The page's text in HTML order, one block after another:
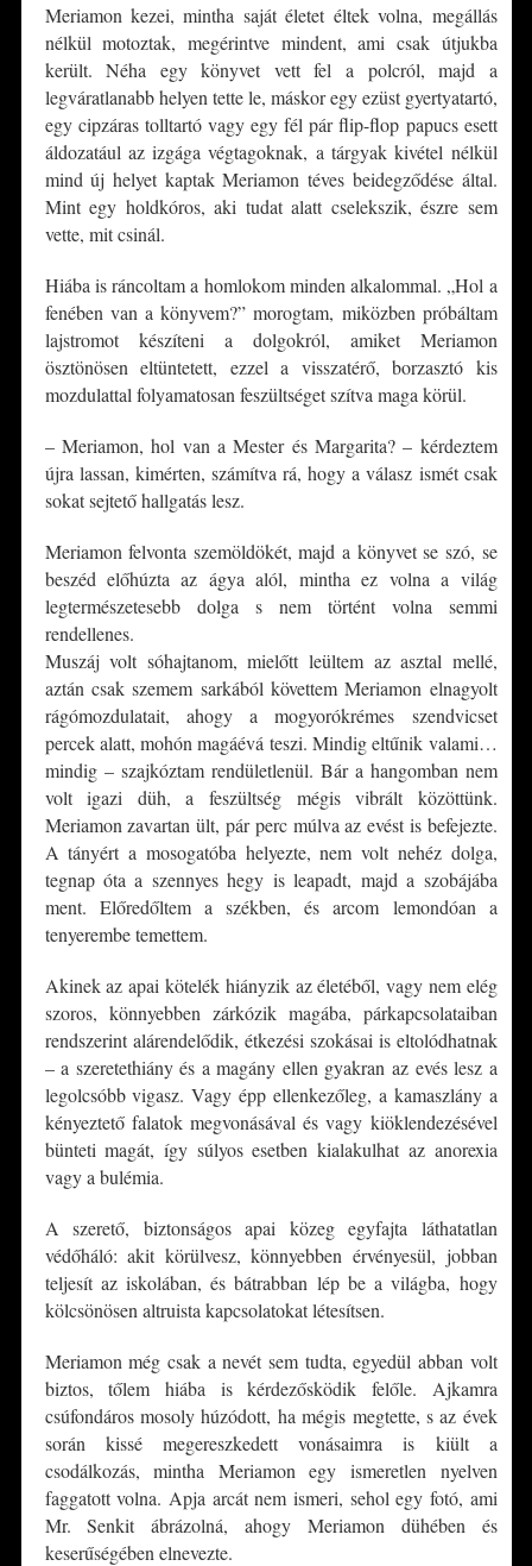
Meriamon kezei, mintha saját életet éltek volna, megállás
nélkül motoztak, megérintve mindent, ami csak útjukba
került. Néha egy könyvet vett fel a polcról, majd a
legváratlanabb helyen tette le, máskor egy ezüst gyertyatartó,
egy cipzáras tolltartó vagy egy fél pár flip-flop papucs esett
áldozatául az izgága végtagoknak, a tárgyak kivétel nélkül
mind új helyet kaptak Meriamon téves beidegződése által.
Mint egy holdkóros, aki tudat alatt cselekszik, észre sem
vette, mit csinál.
Hiába is ráncoltam a homlokom minden alkalommal. „Hol a
fenében van a könyvem?” morogtam, miközben próbáltam
lajstromot készíteni a dolgokról, amiket Meriamon
ösztönösen eltüntetett, ezzel a visszatérő, borzasztó kis
mozdulattal folyamatosan feszültséget szítva maga körül.
– Meriamon, hol van a Mester és Margarita? – kérdeztem
újra lassan, kimérten, számítva rá, hogy a válasz ismét csak
sokat sejtető hallgatás lesz.
Meriamon felvonta szemöldökét, majd a könyvet se szó, se
beszéd előhúzta az ágya alól, mintha ez volna a világ
legtermészetesebb dolga s nem történt volna semmi
rendellenes.
Muszáj volt sóhajtanom, mielőtt leültem az asztal mellé,
aztán csak szemem sarkából követtem Meriamon elnagyolt
rágómozdulatait, ahogy a mogyorókrémes szendvicset
percek alatt, mohón magáévá teszi. Mindig eltűnik valami…
mindig – szajkóztam rendületlenül. Bár a hangomban nem
volt igazi düh, a feszültség mégis vibrált közöttünk.
Meriamon zavartan ült, pár perc múlva az evést is befejezte.
A tányért a mosogatóba helyezte, nem volt nehéz dolga,
tegnap óta a szennyes hegy is leapadt, majd a szobájába
ment. Előredőltem a székben, és arcom lemondóan a
tenyerembe temettem.
Akinek az apai kötelék hiányzik az életéből, vagy nem elég
szoros, könnyebben zárkózik magába, párkapcsolataiban
rendszerint alárendelődik, étkezési szokásai is eltolódhatnak
– a szeretethiány és a magány ellen gyakran az evés lesz a
legolcsóbb vigasz. Vagy épp ellenkezőleg, a kamaszlány a
kényeztető falatok megvonásával és vagy kiöklendezésével
bünteti magát, így súlyos esetben kialakulhat az anorexia
vagy a bulémia.
A szerető, biztonságos apai közeg egyfajta láthatatlan
védőháló: akit körülvesz, könnyebben érvényesül, jobban
teljesít az iskolában, és bátrabban lép be a világba, hogy
kölcsönösen altruista kapcsolatokat létesítsen.
Meriamon még csak a nevét sem tudta, egyedül abban volt
biztos, tőlem hiába is kérdezősködik felőle. Ajkamra
csúfondáros mosoly húzódott, ha mégis megtette, s az évek
során kissé megereszkedett vonásaimra is kiült a
csodálkozás, mintha Meriamon egy ismeretlen nyelven
faggatott volna. Apja arcát nem ismeri, sehol egy fotó, ami
Mr. Senkit ábrázolná, ahogy Meriamon dühében és
keserűségében elnevezte.